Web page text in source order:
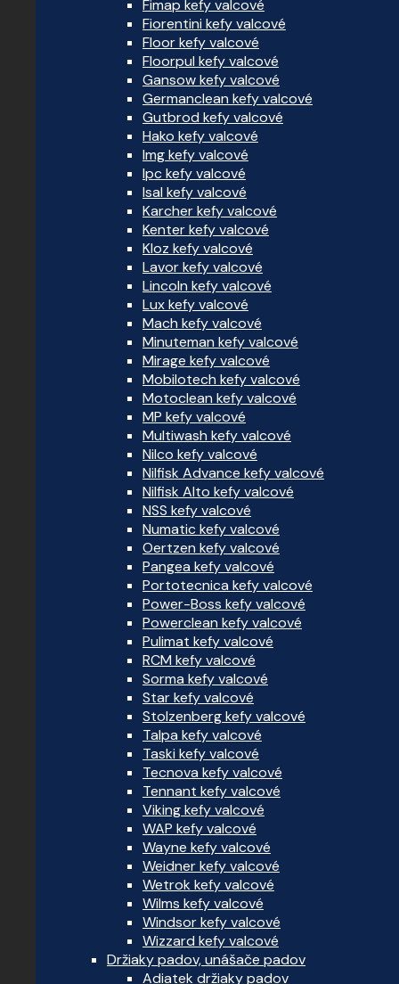
Fimap kefy valcové
Fiorentini kefy valcové
Floor kefy valcové
Floorpul kefy valcové
Gansow kefy valcové
Germanclean kefy valcové
Gutbrod kefy valcové
Hako kefy valcové
Img kefy valcové
Ipc kefy valcové
Isal kefy valcové
Karcher kefy valcové
Kenter kefy valcové
Kloz kefy valcové
Lavor kefy valcové
Lincoln kefy valcové
Lux kefy valcové
Mach kefy valcové
Minuteman kefy valcové
Mirage kefy valcové
Mobilotech kefy valcové
Motoclean kefy valcové
MP kefy valcové
Multiwash kefy valcové
Nilco kefy valcové
Nilfisk Advance kefy valcové
Nilfisk Alto kefy valcové
NSS kefy valcové
Numatic kefy valcové
Oertzen kefy valcové
Pangea kefy valcové
Portotecnica kefy valcové
Power-Boss kefy valcové
Powerclean kefy valcové
Pulimat kefy valcové
RCM kefy valcové
Sorma kefy valcové
Star kefy valcové
Stolzenberg kefy valcové
Talpa kefy valcové
Taski kefy valcové
Tecnova kefy valcové
Tennant kefy valcové
Viking kefy valcové
WAP kefy valcové
Wayne kefy valcové
Weidner kefy valcové
Wetrok kefy valcové
Wilms kefy valcové
Windsor kefy valcové
Wizzard kefy valcové
Držiaky padov, unášače padov
Adiatek držiaky padov